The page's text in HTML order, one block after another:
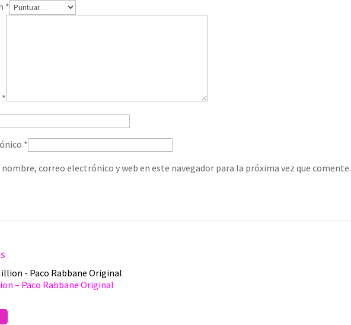
*
*
*
nombre, correo electrónico y web en este navegador para la próxima vez que comente.
– Paco Rabbane Original